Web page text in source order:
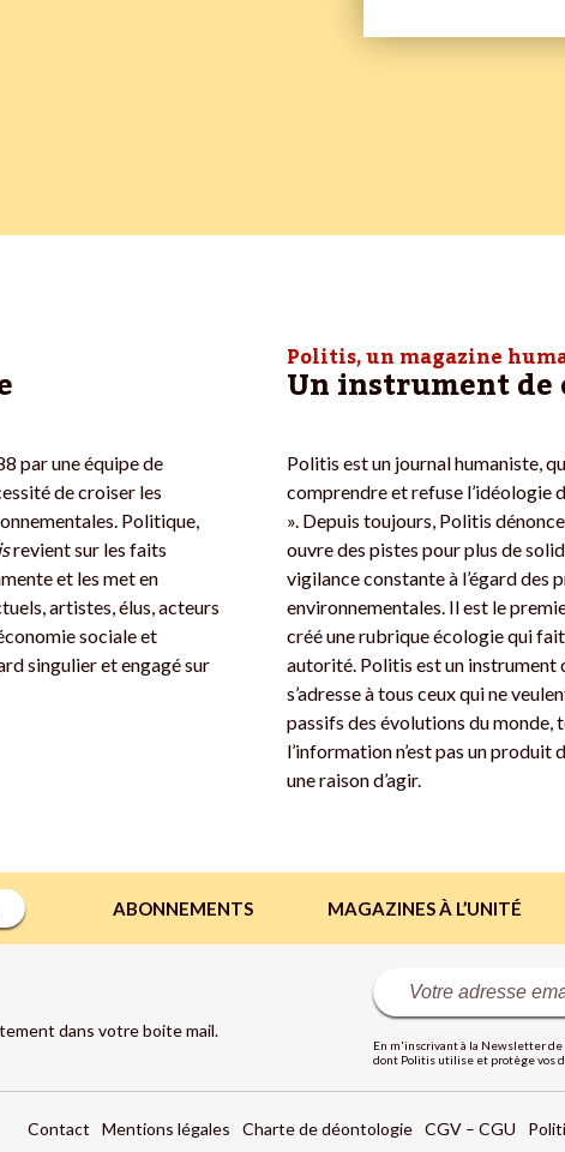
par une équipe de
de croiser les
Politique,
revient sur les faits
et les met en
artistes, élus, acteurs
sociale et
singulier et engagé sur
Politis, un magazine
Un instrument
Politis est un journal humaniste,
comprendre et refuse l’idéologie
». Depuis toujours, Politis
ouvre des pistes pour plus de
vigilance constante à l’égard des
environnementales. Il est le
créé une rubrique écologie qui
autorité. Politis est un instrument
s’adresse à tous ceux qui ne
passifs des évolutions du monde,
l’information n’est pas un produit
une raison d’agir.
ABONNEMENTS MAGAZINES À L’UNITÉ
dans votre boite mail.
En m'inscrivant à la Newsletter de
dont Politis utilise et protège vos
Contact Mentions légales Charte de déontologie CGV – CGU